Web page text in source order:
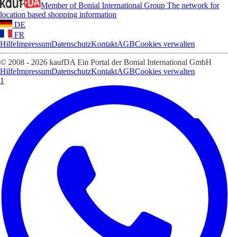
Member of Bonial International Group The network for
location based shopping information
DE
FR
HilfeImpressumDatenschutzKontaktAGBCookies verwalten
© 2008 - 2026 kaufDA Ein Portal der Bonial International GmbH
HilfeImpressumDatenschutzKontaktAGBCookies verwalten
1